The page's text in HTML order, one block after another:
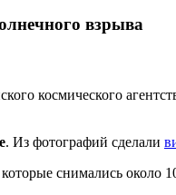
взрыва
космического
. Из фотографий сделали
снимались около